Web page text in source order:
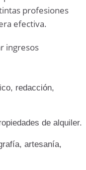
profesiones
efectiva.
ingresos
redacción,
de alquiler.
artesanía,